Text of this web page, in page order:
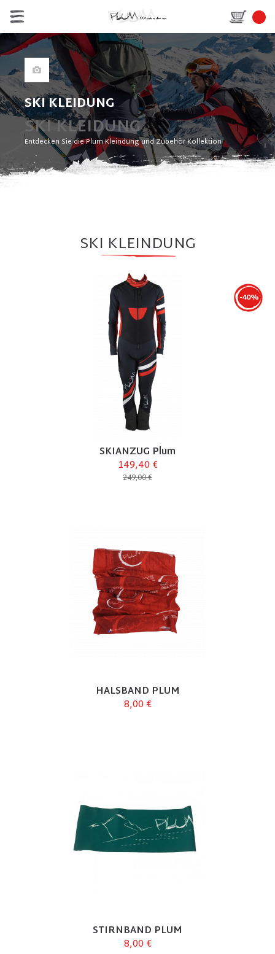
SKI KLEIDUNG
SKI KLEIDUNG
Entdecken Sie die Plum Kleindung und Zubehör Kollektion
SKI KLEINDUNG
-40%
SKIANZUG Plum
149,40 €
249,00 €
HALSBAND PLUM
8,00 €
STIRNBAND PLUM
8,00 €